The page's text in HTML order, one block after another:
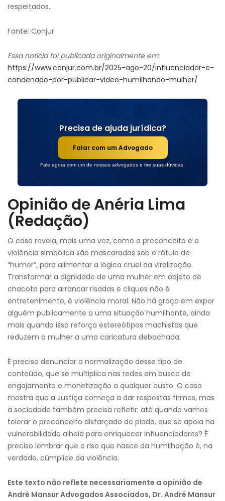
respeitados.
Fonte: Conjur
Essa notícia foi publicada originalmente em:
https://www.conjur.com.br/2025-ago-20/influenciador-e-
condenado-por-publicar-video-humilhando-mulher/
Precisa de ajuda jurídica?
Falar com um Advogado
Fale agora com um de nossos advogados e tire suas dúvidas.
Opinião de Anéria Lima
(Redação)
O caso revela, mais uma vez, como o preconceito e a
violência simbólica são mascarados sob o rótulo de
“humor”, para alimentar a lógica cruel da viralização.
Transformar a dignidade de uma mulher em objeto de
chacota para arrancar risadas e cliques não é
entretenimento, é violência moral. Não há graça em expor
alguém publicamente a uma situação humilhante, ainda
mais quando isso reforça estereótipos machistas que
reduzem a mulher a uma caricatura debochada.
É preciso denunciar a normalização desse tipo de
conteúdo, que se multiplica nas redes em busca de
engajamento e monetização a qualquer custo. O caso
mostra que a Justiça começa a dar respostas firmes, mas
a sociedade também precisa refletir: até quando vamos
tolerar o preconceito disfarçado de piada, que se apoia na
vulnerabilidade alheia para enriquecer influenciadores? É
preciso lembrar que o riso que nasce da humilhação é, na
verdade, cúmplice da violência.
Este texto não reflete necessariamente a opinião de
André Mansur Advogados Associados, Dr. André Mansur